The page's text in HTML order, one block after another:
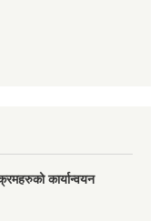
कार्यान्वयन